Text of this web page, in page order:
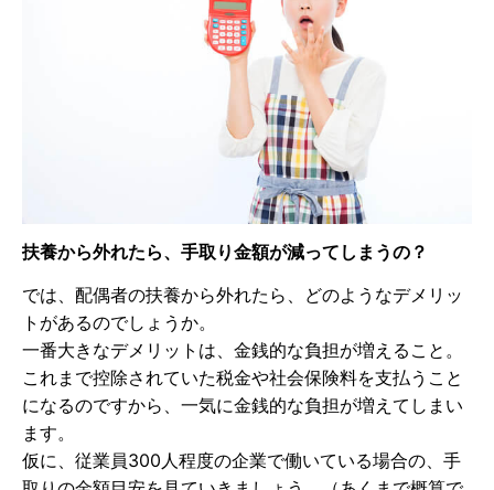
扶養から外れたら、手取り金額が減ってしまうの？
では、配偶者の扶養から外れたら、どのようなデメリッ
トがあるのでしょうか。
一番大きなデメリットは、金銭的な負担が増えること。
これまで控除されていた税金や社会保険料を支払うこと
になるのですから、一気に金銭的な負担が増えてしまい
ます。
仮に、従業員300人程度の企業で働いている場合の、手